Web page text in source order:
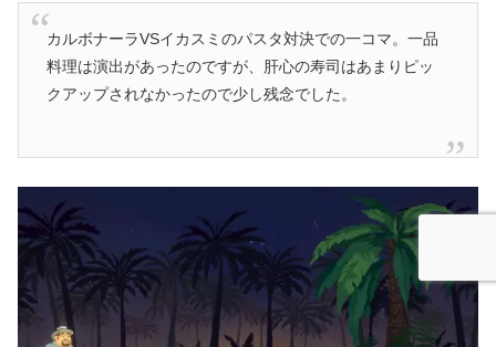
カルボナーラVSイカスミのパスタ対決での一コマ。一品
料理は演出があったのですが、肝心の寿司はあまりピッ
クアップされなかったので少し残念でした。